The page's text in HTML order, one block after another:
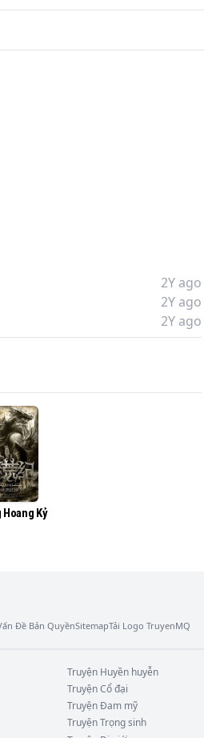
2Y ago
2Y ago
2Y ago
Hoang Kỷ
Đề Bản QuyềnSitemapTải Logo TruyenMQ
Truyện Huyền huyễn
TruyệnCổ đại
TruyệnĐam mỹ
TruyệnTrọng sinh